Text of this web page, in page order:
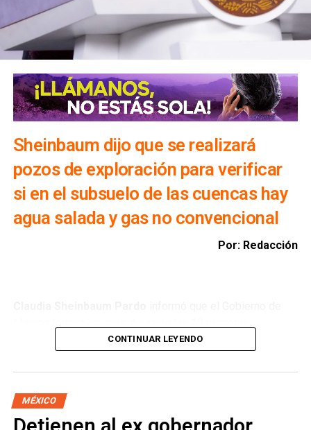
Sheinbaum dijo que se realizará
pozos de exploración para verificar
si en el subsuelo de las cuencas hay
agua salada y gas no convencional
Por: Redacción
conclusiones preliminares del Comité de Científicos y
Natural No Convencional, con el objetivo de reducir la
energética.
CONTINUAR LEYENDO
MÉXICO